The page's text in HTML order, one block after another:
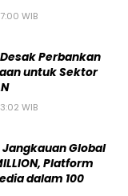
WIB
Perbankan
untuk Sektor
WIB
Global
Platform
dalam 100